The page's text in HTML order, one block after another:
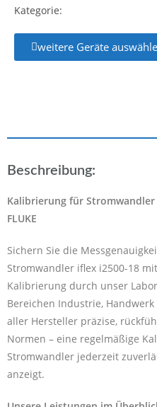
Kategorie:
weitere Geräte
Beschreibung:
Kalibrierung für
FLUKE
Sichern Sie die
Stromwandler iflex i2500-18
Kalibrierung durch unser
Bereichen Industrie,
aller Hersteller präzise,
Normen – eine regelmäßige
Stromwandler jederzeit
anzeigt.